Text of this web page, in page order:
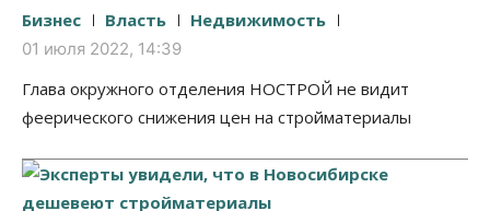
Бизнес Власть Недвижимость
01 июля 2022, 14:39
Глава окружного отделения НОСТРОЙ не видит
феерического снижения цен на стройматериалы